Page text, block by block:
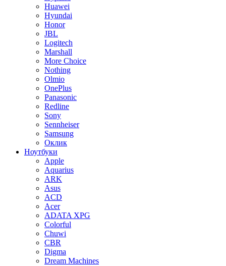
Huawei
Hyundai
Honor
JBL
Logitech
Marshall
More Choice
Nothing
Olmio
OnePlus
Panasonic
Redline
Sony
Sennheiser
Samsung
Оклик
Ноутбуки
Apple
Aquarius
ARK
Asus
ACD
Acer
ADATA XPG
Colorful
Chuwi
CBR
Digma
Dream Machines